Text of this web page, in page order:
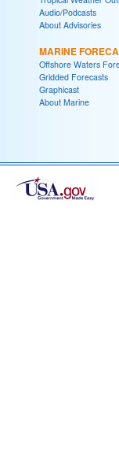
Audio/Podcasts
About Advisories
MARINE
Offshore Waters
Gridded Forecasts
Graphicast
About Marine